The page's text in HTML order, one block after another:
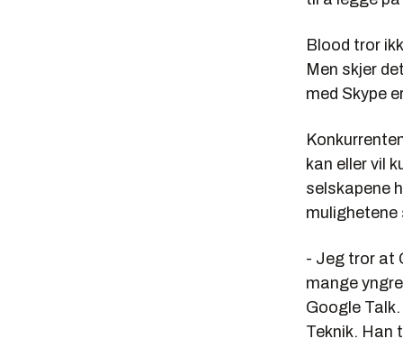
Blood tror
Men skjer
med Skype
kan eller vil
selskapene
mulighetene
- Jeg tror at
mange
Google
Teknik. Han